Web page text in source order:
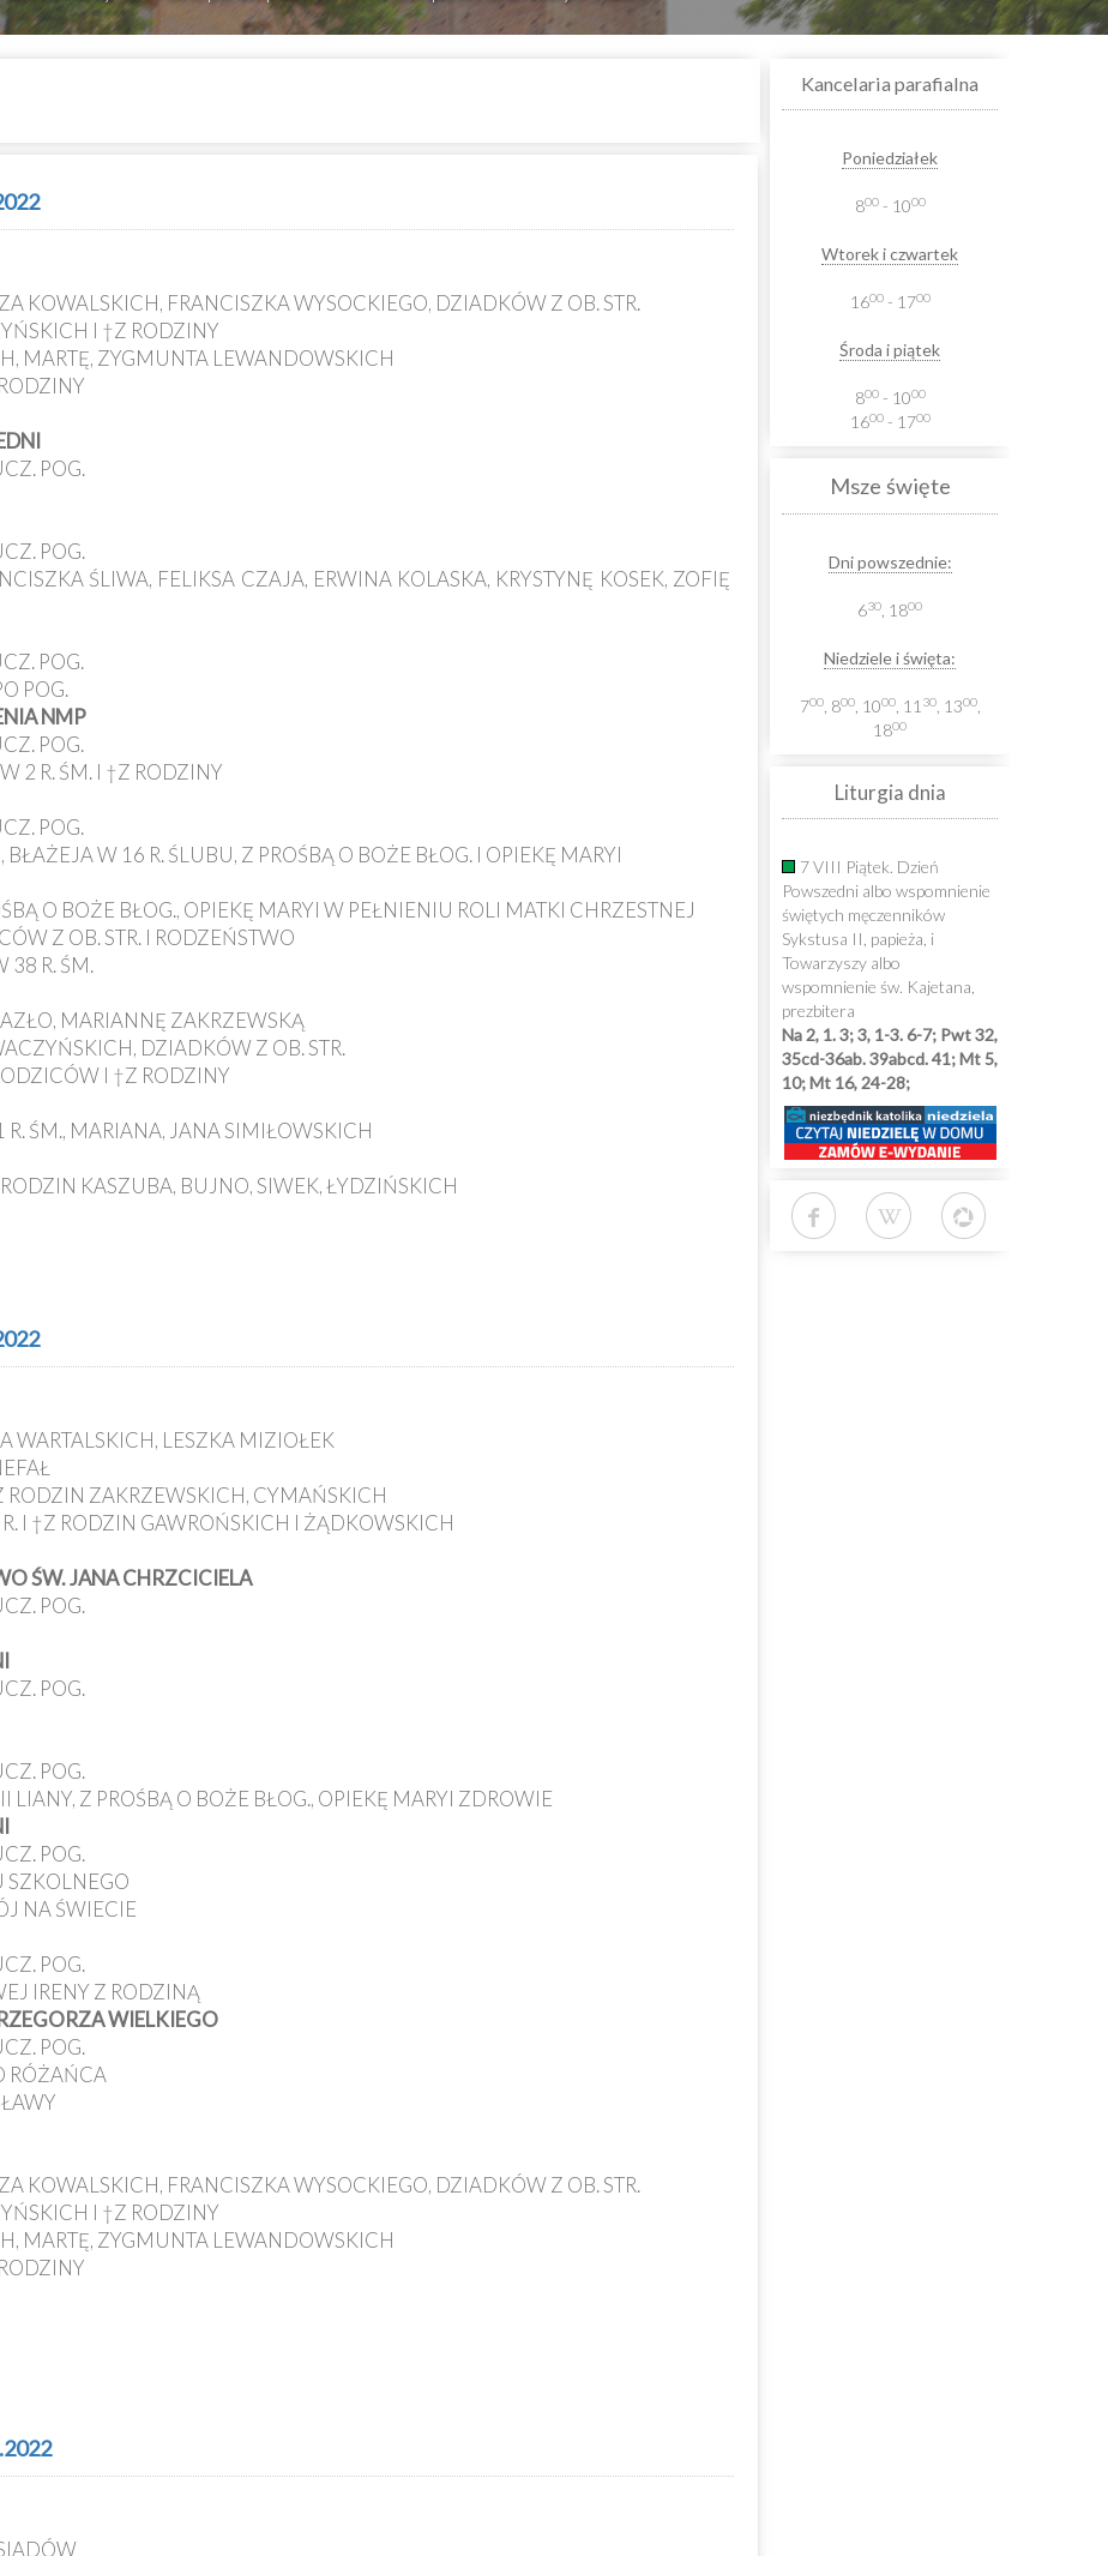
KOWALSKICH, FRANCISZKA WYSOCKIEGO, DZIADKÓW Z OB. STR.
I †Z RODZINY
MARTĘ, ZYGMUNTA LEWANDOWSKICH
POG.
POG.
ŚLIWA, FELIKSA CZAJA, ERWINA KOLASKA, KRYSTYNĘ KOSEK, ZOFIĘ
POG.
POG.
NMP
POG.
2 R. ŚM. I †Z RODZINY
POG.
W 16 R. ŚLUBU, Z PROŚBĄ O BOŻE BŁOG. I OPIEKĘ MARYI
O BOŻE BŁOG., OPIEKĘ MARYI W PEŁNIENIU ROLI MATKI CHRZESTNEJ
Z OB. STR. I RODZEŃSTWO
38 R. ŚM.
MARIANNĘ ZAKRZEWSKĄ
DZIADKÓW Z OB. STR.
I †Z RODZINY
ŚM., MARIANA, JANA SIMIŁOWSKICH
KASZUBA, BUJNO, SIWEK, ŁYDZIŃSKICH
WARTALSKICH, LESZKA MIZIOŁEK
ZAKRZEWSKICH, CYMAŃSKICH
I †Z RODZIN GAWROŃSKICH I ŻĄDKOWSKICH
ŚW. JANA CHRZCICIELA
POG.
POG.
POG.
Z PROŚBĄ O BOŻE BŁOG., OPIEKĘ MARYI ZDROWIE
POG.
SZKOLNEGO
NA ŚWIECIE
POG.
IRENY Z RODZINĄ
WIELKIEGO
POG.
RÓŻAŃCA
KOWALSKICH, FRANCISZKA WYSOCKIEGO, DZIADKÓW Z OB. STR.
I †Z RODZINY
MARTĘ, ZYGMUNTA LEWANDOWSKICH
Kancelaria parafialna
Poniedziałek
800- 1000
Wtorek i czwartek
1600- 1700
Środa i piątek
800- 1000
1600- 1700
Msze święte
Dni powszednie:
630 , 1800
Niedziele i święta:
700, 800, 1000, 11 30, 1300,
1800
Liturgia dnia
7 VIII Piątek. Dzień
Powszedni albo wspomnienie
świętych męczenników
Sykstusa II, papieża, i
Towarzyszy albo
wspomnienie św. Kajetana,
prezbitera
Na 2, 1. 3; 3, 1-3. 6-7; Pwt 32,
35cd-36ab. 39abcd. 41; Mt 5,
10; Mt 16, 24-28;